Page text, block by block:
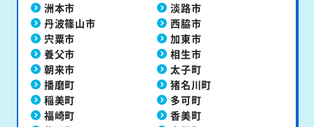
洲本市
淡路市
丹波篠山市
西脇市
宍粟市
加東市
養父市
相生市
朝来市
太子町
播磨町
猪名川町
稲美町
多可町
福崎町
香美町